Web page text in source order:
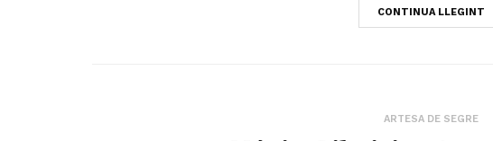
CONTINUA LLEGINT
ARTESA DE SEGRE